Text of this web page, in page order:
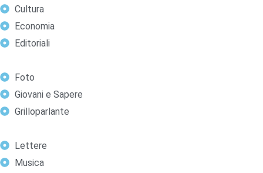
Cultura
Economia
Editoriali
Foto
Giovani e Sapere
Grilloparlante
Lettere
Musica